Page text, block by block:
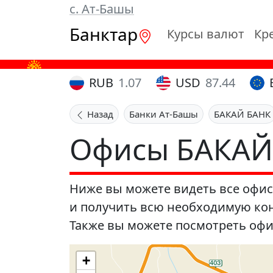
с. Ат-Башы
Банктар Курсы валют
RUB 1.07 USD 87.44
Назад Банки Ат-Башы БАКАЙ БАНК
Офисы
Ниже вы можете видеть все
и получить всю необходимую
Также вы можете посмотреть
+